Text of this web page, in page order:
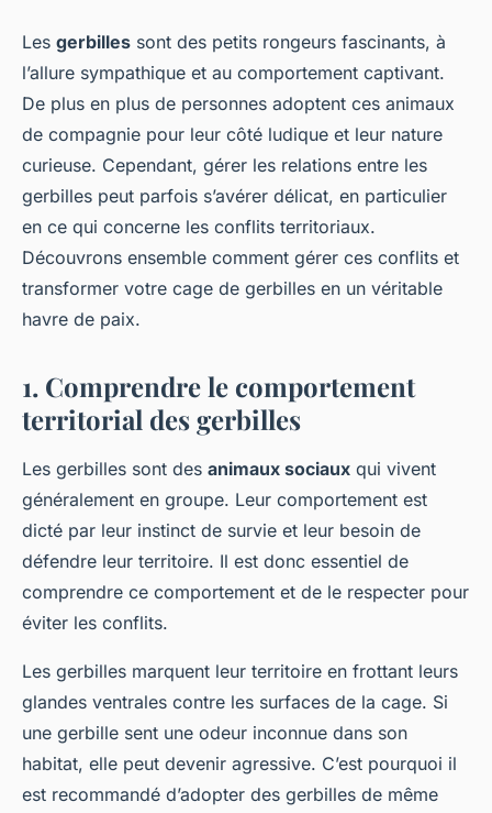
Comment gérer les conflits
territoriaux entre des gerbilles
en captivité?
Côme•3 octobre 2024• 6 min de lecture
Les gerbilles sont des petits rongeurs fascinants, à
l’allure sympathique et au comportement captivant.
De plus en plus de personnes adoptent ces animaux
de compagnie pour leur côté ludique et leur nature
curieuse. Cependant, gérer les relations entre les
gerbilles peut parfois s’avérer délicat, en particulier
en ce qui concerne les conflits territoriaux.
Découvrons ensemble comment gérer ces conflits et
transformer votre cage de gerbilles en un véritable
havre de paix.
1. Comprendre le comportement
territorial des gerbilles
Les gerbilles sont des animaux sociaux qui vivent
généralement en groupe. Leur comportement est
dicté par leur instinct de survie et leur besoin de
défendre leur territoire. Il est donc essentiel de
comprendre ce comportement et de le respecter pour
éviter les conflits.
Les gerbilles marquent leur territoire en frottant leurs
glandes ventrales contre les surfaces de la cage. Si
une gerbille sent une odeur inconnue dans son
habitat, elle peut devenir agressive. C’est pourquoi il
est recommandé d’adopter des gerbilles de même